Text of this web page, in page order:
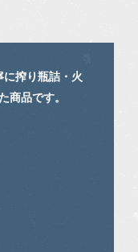
搾り瓶詰・火
品です。